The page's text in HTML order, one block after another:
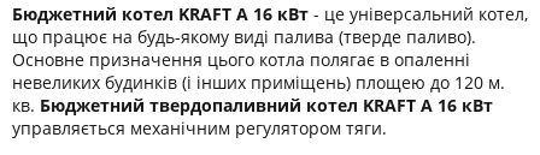
Бюджетний котел KRAFT A 16 кВт - це універсальний котел,
що працює на будь-якому виді палива (тверде паливо).
Основне призначення цього котла полягає в опаленні
невеликих будинків (і інших приміщень) площею до 120 м.
кв. Бюджетний твердопаливний котел KRAFT A 16 кВт
управляється механічним регулятором тяги.